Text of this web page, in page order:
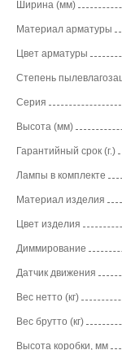
Ширина (мм)
Материал арматуры
Цвет арматуры
Степень
Серия
Высота (мм)
Гарантийный срок (г.)
Лампы в комплекте
Материал изделия
Цвет изделия
Диммирование
Датчик движения
Вес нетто (кг)
Вес брутто (кг)
Высота коробки, мм